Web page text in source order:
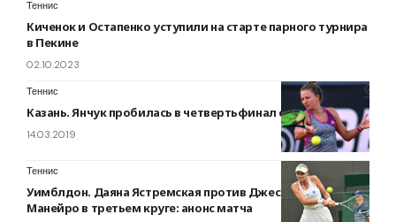
Теннис
Киченок и Остапенко уступили на старте парного турнира
в Пекине
02.10.2023
Теннис
Казань. Янчук пробилась в четвертьфинал соревнований
14.03.2019
Теннис
Уимблдон. Даяна Ястремская против Джессики Боусас
Манейро в третьем круге: анонс матча